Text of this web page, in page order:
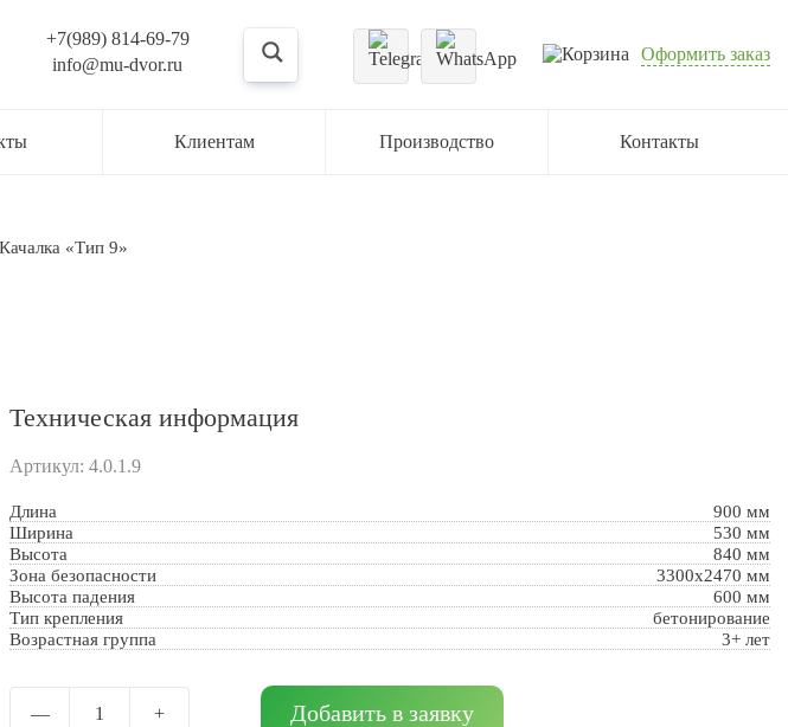
+7(989) 814-69-79
info@mu-dvor.ru
Оформить заказ
Клиентам Производство Контакты
Качалка «Тип 9»
Техническая информация
Артикул: 4.0.1.9
Длина
900 мм
Ширина
530 мм
Высота
840 мм
Зона безопасности
3300x2470 мм
Высота падения
600 мм
Тип крепления
бетонирование
Возрастная группа
3+ лет
— 1 + Добавить в заявку
персональных данных